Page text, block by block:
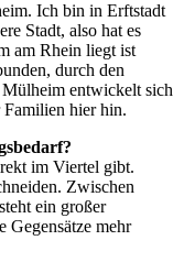
Ich bin in Erftstadt
Stadt, also hat es
am Rhein liegt ist
durch den
entwickelt sich
Familien hier hin.
im Viertel gibt.
Zwischen
ein großer
Gegensätze mehr